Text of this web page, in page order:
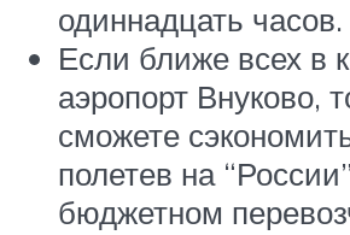
одиннадцать часов.
Если ближе всех в
аэропорт Внуково,
сможете
полетев на
бюджетном